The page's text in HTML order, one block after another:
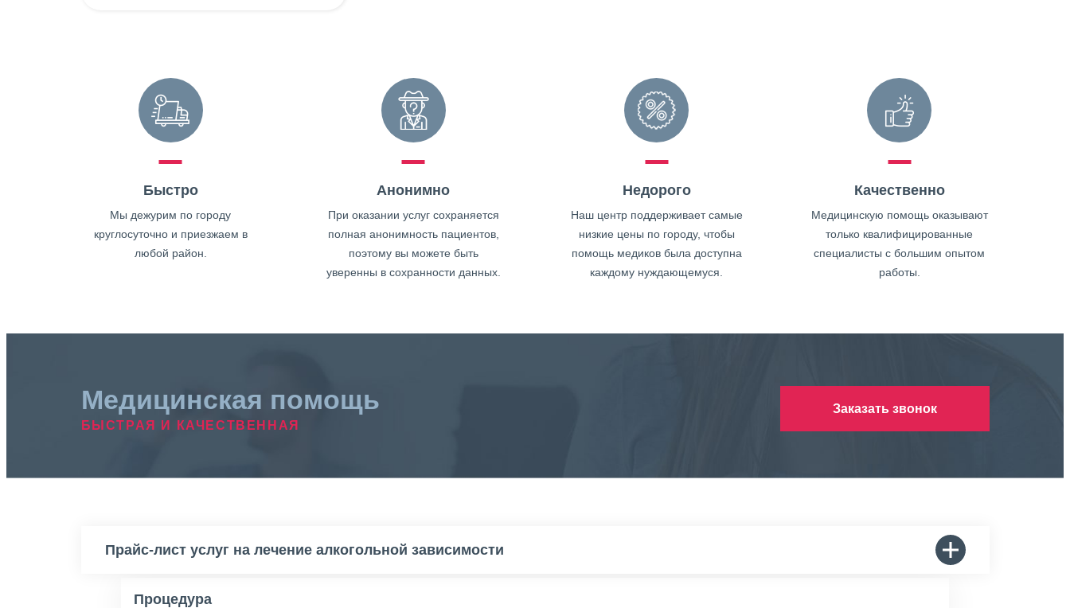
Быстро
Мы дежурим по городу
круглосуточно и приезжаем в
любой район.
Анонимно
При оказании услуг сохраняется
полная анонимность пациентов,
поэтому вы можете быть
уверенны в сохранности данных.
Недорого
Наш центр поддерживает самые
низкие цены по городу, чтобы
помощь медиков была доступна
каждому нуждающемуся.
Качественно
Медицинскую помощь оказывают
только квалифицированные
специалисты с большим опытом
работы.
Медицинская помощь
БЫСТРАЯ И КАЧЕСТВЕННАЯ
Заказать звонок
Прайс-лист услуг на лечение алкогольной зависимости
Процедура